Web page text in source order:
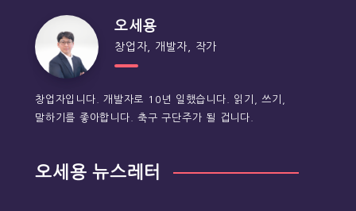
오세용
창업자, 개발자, 작가
창업자입니다. 개발자로 10년 일했습니다. 읽기, 쓰기,
말하기를 좋아합니다. 축구 구단주가 될 겁니다.
오세용 뉴스레터